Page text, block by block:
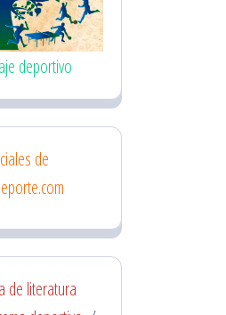
deportivo
de
de literatura